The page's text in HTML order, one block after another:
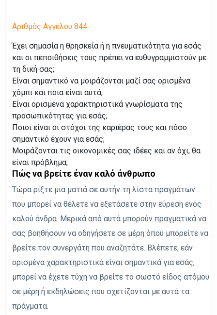
Αριθμός Αγγέλου 844
Έχει σημασία η θρησκεία ή η πνευματικότητα για εσάς
και οι πεποιθήσεις τους πρέπει να ευθυγραμμιστούν με
τη δική σας;
Είναι σημαντικό να μοιράζονται μαζί σας ορισμένα
χόμπι και ποια είναι αυτά;
Είναι ορισμένα χαρακτηριστικά γνωρίσματα της
προσωπικότητας για εσάς;
Ποιοι είναι οι στόχοι της καριέρας τους και πόσο
σημαντικό έχουν για εσάς;
Μοιράζονται τις οικονομικές σας ιδέες και αν όχι, θα
είναι πρόβλημα;
Πώς να βρείτε έναν καλό άνθρωπο
Τώρα ρίξτε μια ματιά σε αυτήν τη λίστα πραγμάτων
που μπορεί να θέλετε να εξετάσετε στην εύρεση ενός
καλού άνδρα. Μερικά από αυτά μπορούν πραγματικά να
σας βοηθήσουν να οδηγήσετε σε μέρη όπου μπορείτε να
βρείτε τον συνεργάτη που αναζητάτε. Βλέπετε, εάν
ορισμένα χαρακτηριστικά είναι σημαντικά για εσάς,
μπορεί να έχετε τύχη να βρείτε το σωστό είδος ατόμου
σε μέρη ή εκδηλώσεις που σχετίζονται με αυτά τα
πράγματα.